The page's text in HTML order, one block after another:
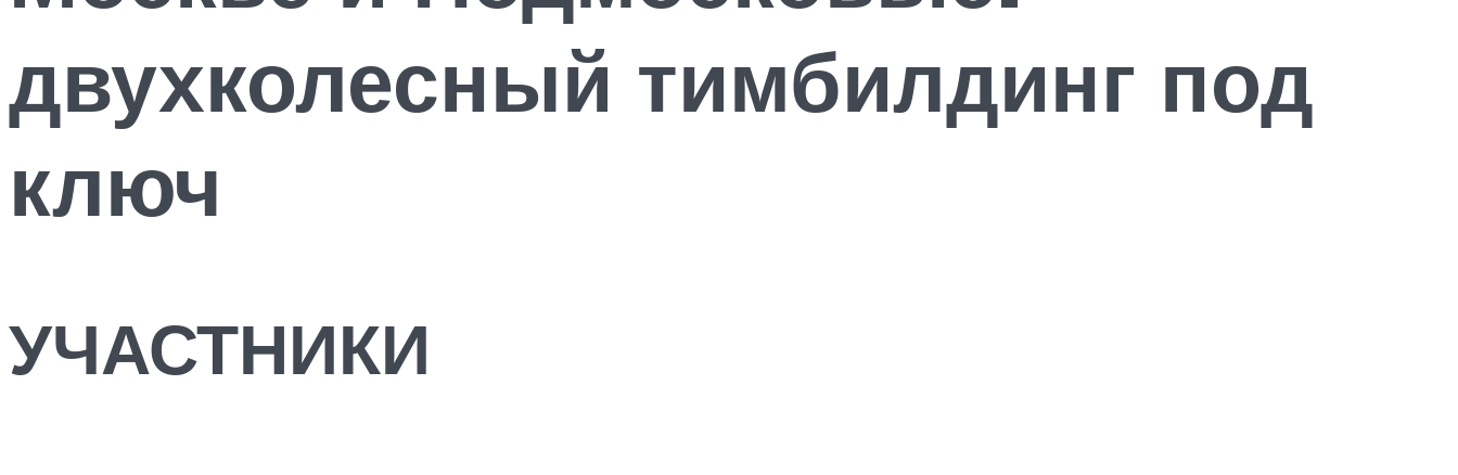
двухколесный тимбилдинг под
ключ
УЧАСТНИКИ